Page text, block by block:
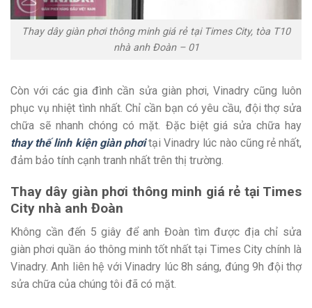
Thay dây giàn phơi thông minh giá rẻ tại Times City, tòa T10
nhà anh Đoàn – 01
Còn với các gia đình cần sửa giàn phơi, Vinadry cũng luôn
phục vụ nhiệt tình nhất. Chỉ cần bạn có yêu cầu, đội thợ sửa
chữa sẽ nhanh chóng có mặt. Đặc biệt giá sửa chữa hay
thay thế linh kiện giàn phơitại Vinadry lúc nào cũng rẻ nhất,
đảm bảo tính cạnh tranh nhất trên thị trường.
Thay dây giàn phơi thông minh giá rẻ tại Times
City nhà anh Đoàn
Không cần đến 5 giây để anh Đoàn tìm được địa chỉ sửa
giàn phơi quần áo thông minh tốt nhất tại Times City chính là
Vinadry. Anh liên hệ với Vinadry lúc 8h sáng, đúng 9h đội thợ
sửa chữa của chúng tôi đã có mặt.